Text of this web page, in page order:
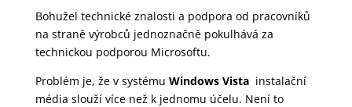
Bohužel technické znalosti a podpora od pracovníků
na straně výrobců jednoznačně pokulhává za
technickou podporou Microsoftu.
Problém je, že v systému Windows Vista instalační
média slouží více než k jednomu účelu. Není to